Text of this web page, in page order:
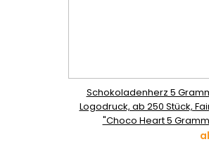
Schokoladenherz 5
Logodruck, ab 250 Stück,
"Choco Heart 5